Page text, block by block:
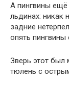
А пингвины ещё
льдинах: никак
задние
опять пингвины
Зверь этот
тюлень с